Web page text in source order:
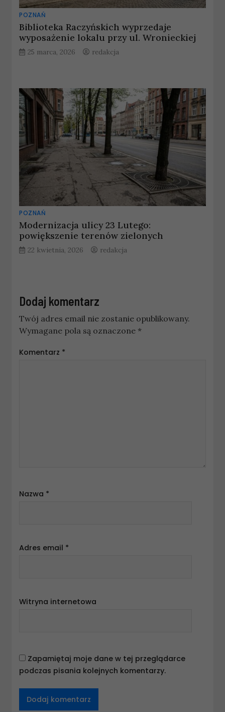
POZNAŃ
Biblioteka Raczyńskich wyprzedaje
wyposażenie lokalu przy ul. Wronieckiej
25 marca, 2026 redakcja
POZNAŃ
Modernizacja ulicy 23 Lutego:
powiększenie terenów zielonych
22 kwietnia, 2026 redakcja
Dodaj komentarz
Twój adres email nie zostanie opublikowany.
Wymagane pola są oznaczone *
Komentarz *
Nazwa *
Adres email *
Witryna internetowa
Zapamiętaj moje dane w tej przeglądarce
podczas pisania kolejnych komentarzy.